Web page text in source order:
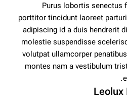
Purus lobortis senectus
porttitor tincidunt laoreet
adipiscing id a duis hendrerit
molestie suspendisse
volutpat ullamcorper
montes nam a vestibulum